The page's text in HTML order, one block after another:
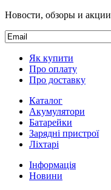
Новости, обзоры и акции
Як купити
Про оплату
Про доставку
Каталог
Акумулятори
Батарейки
Зарядні пристрої
Ліхтарі
Інформація
Новини